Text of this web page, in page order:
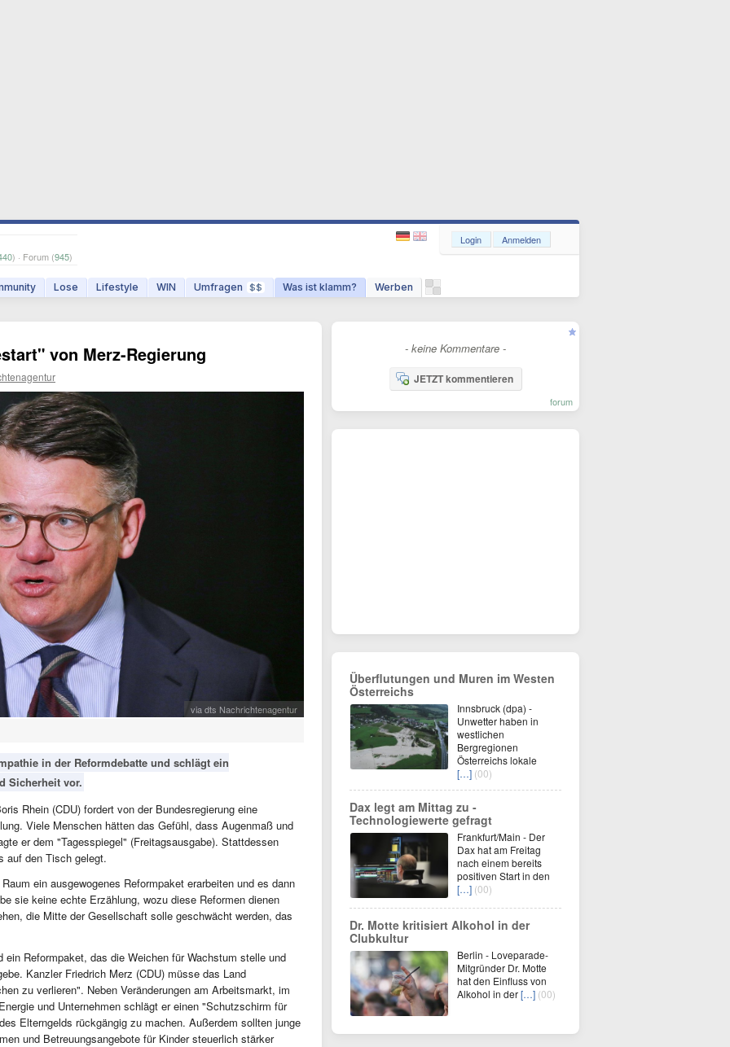
) · Forum (945)
Lose Lifestyle WIN Umfragen $$ Was ist klamm? Werben
Login Anmelden
von Merz-Regierung
via dts Nachrichtenagentur
in der Reformdebatte und schlägt ein
Sicherheit vor.
Rhein (CDU) fordert von der Bundesregierung eine
Viele Menschen hätten das Gefühl, dass Augenmaß und
er dem "Tagesspiegel" (Freitagsausgabe). Stattdessen
auf den Tisch gelegt.
ein ausgewogenes Reformpaket erarbeiten und es dann
sie keine echte Erzählung, wozu diese Reformen dienen
die Mitte der Gesellschaft solle geschwächt werden, das
ein Reformpaket, das die Weichen für Wachstum stelle und
Kanzler Friedrich Merz (CDU) müsse das Land
zu verlieren". Neben Veränderungen am Arbeitsmarkt, im
und Unternehmen schlägt er einen "Schutzschirm für
Elterngelds rückgängig zu machen. Außerdem sollten junge
und Betreuungsangebote für Kinder steuerlich stärker
- keine Kommentare -
JETZT kommentieren
forum
Überflutungen und Muren im Westen
Österreichs
Innsbruck (dpa) -
Unwetter haben in
westlichen
Bergregionen
Österreichs lokale
[…] (00)
Dax legt am Mittag zu -
Technologiewerte gefragt
Frankfurt/Main - Der
Dax hat am Freitag
nach einem bereits
positiven Start in den
[…] (00)
Dr. Motte kritisiert Alkohol in der
Clubkultur
Berlin - Loveparade-
Mitgründer Dr. Motte
hat den Einfluss von
Alkohol in der[…] (00)